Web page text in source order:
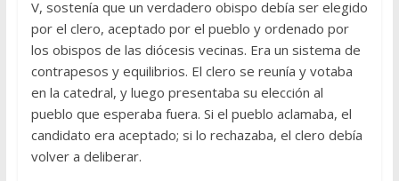
V, sostenía que un verdadero obispo debía ser elegido
por el clero, aceptado por el pueblo y ordenado por
los obispos de las diócesis vecinas. Era un sistema de
contrapesos y equilibrios. El clero se reunía y votaba
en la catedral, y luego presentaba su elección al
pueblo que esperaba fuera. Si el pueblo aclamaba, el
candidato era aceptado; si lo rechazaba, el clero debía
volver a deliberar.